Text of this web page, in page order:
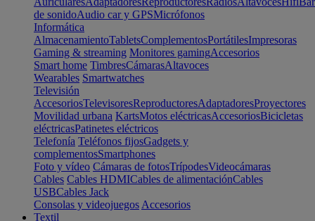
de sonidoAudio car y GPSMicrófonos
Informática
AlmacenamientoTabletsComplementosPortátilesImpresoras
Gaming & streaming Monitores gamingAccesorios
Smart home TimbresCámarasAltavoces
Wearables Smartwatches
Televisión
AccesoriosTelevisoresReproductoresAdaptadoresProyectores
Movilidad urbana KartsMotos eléctricasAccesoriosBicicletas
eléctricasPatinetes eléctricos
Telefonía Teléfonos fijosGadgets y
complementosSmartphones
Foto y vídeo Cámaras de fotosTrípodesVideocámaras
Cables Cables HDMICables de alimentaciónCables
USBCables Jack
Consolas y videojuegos Accesorios
Textil